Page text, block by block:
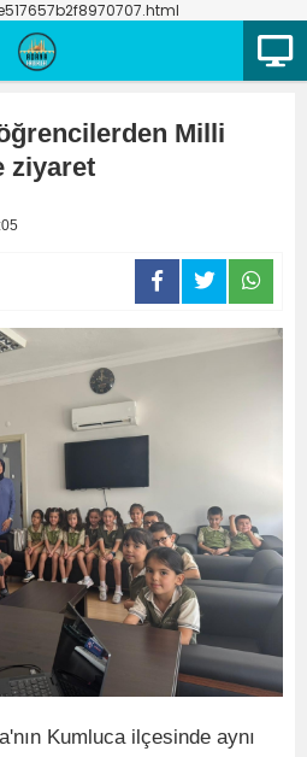
Milli
ziyaret
Kumluca ilçesinde aynı